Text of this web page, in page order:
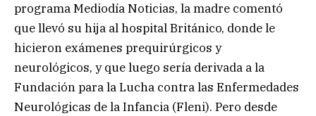
programa Mediodía Noticias, la madre comentó
que llevó su hija al hospital Británico, donde le
hicieron exámenes prequirúrgicos y
neurológicos, y que luego sería derivada a la
Fundación para la Lucha contra las Enfermedades
Neurológicas de la Infancia (Fleni). Pero desde